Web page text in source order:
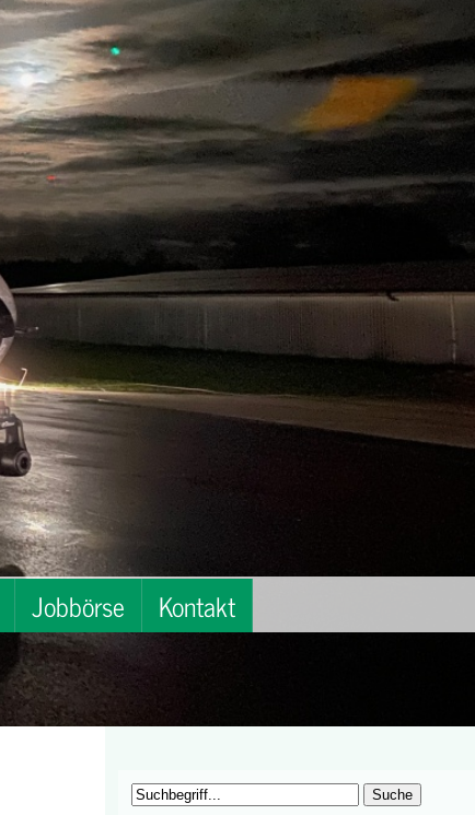
Jobbörse Kontakt